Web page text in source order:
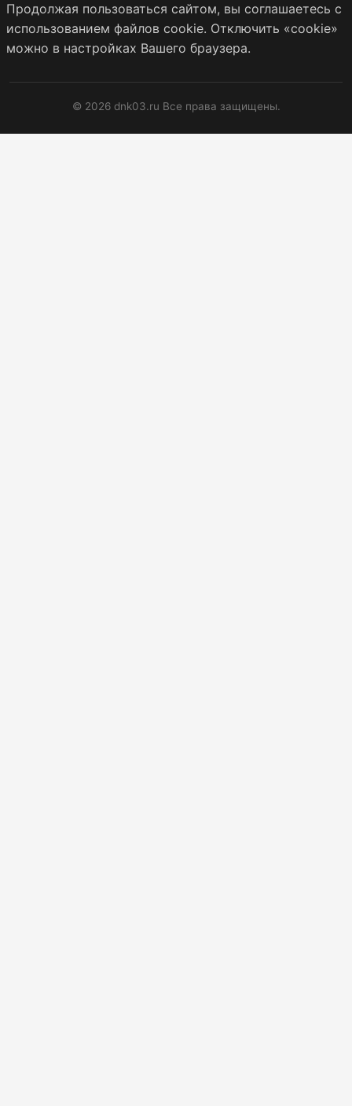
Продолжая пользоваться сайтом, вы соглашаетесь с
использованием файлов cookie. Отключить «cookie»
можно в настройках Вашего браузера.
© 2026 dnk03.ru Все права защищены.